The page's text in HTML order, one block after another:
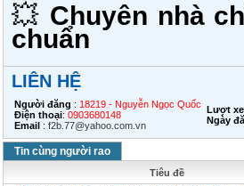
💥 Chuyên nhà
chuẩn
LIÊN HỆ
Người đăng : 18219 - Nguyễn Ngọc Quốc
Điện thoại: 0903680148
Email : f2b.77@yahoo.com.vn
Lượt
Ngày
Tin cùng người rao
Tiêu đề